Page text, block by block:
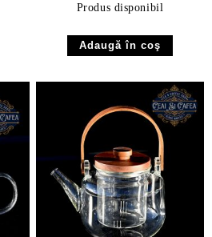
Produs disponibil